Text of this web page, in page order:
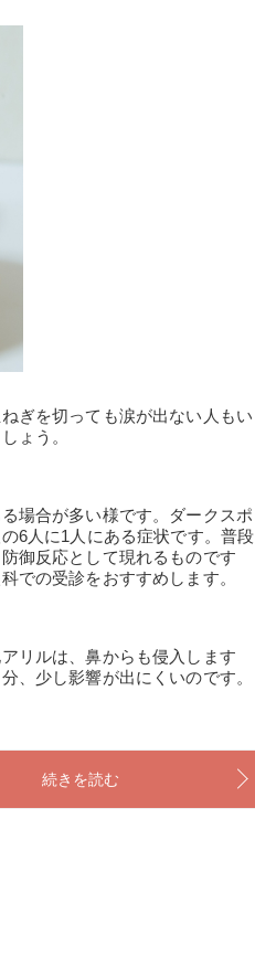
ぎを切っても涙が出ない人もい
ょう。
場合が多い様です。ダークスポ
6人に1人にある症状です。普段
御反応として現れるものです
での受診をおすすめします。
リルは、鼻からも侵入します
、少し影響が出にくいのです。
続きを読む